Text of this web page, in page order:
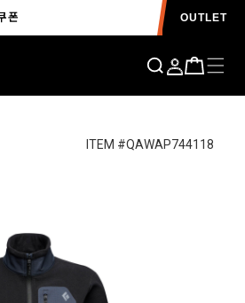
폰 OUTLET
플리스
ITEM #QAWAP744118